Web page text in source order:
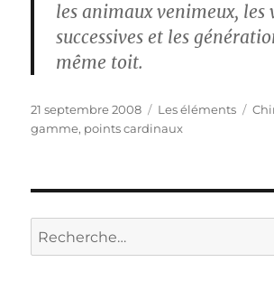
les animaux venimeux, les
successives et les
même toit.
Publié
le
21 septembre 2008 Catégories
Les éléments
gamme, points cardinaux
Recherche
pour :